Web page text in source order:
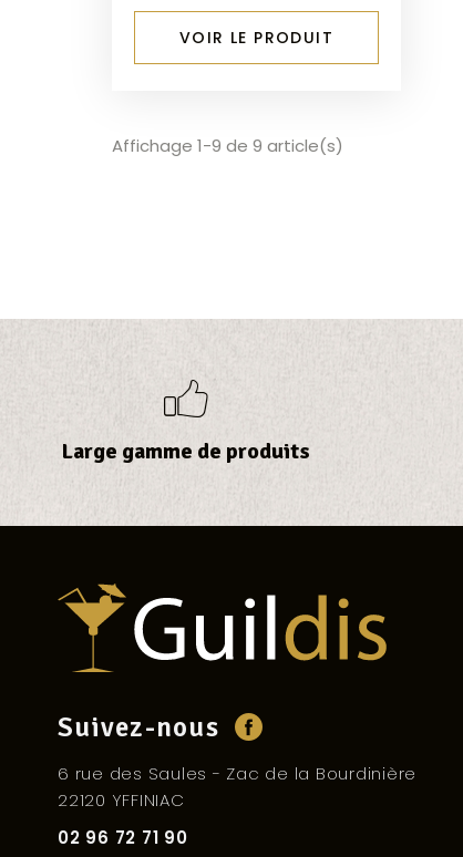
VOIR LE PRODUIT
Affichage 1-9 de 9 article(s)
Large gamme de produits
Suivez-nous
6 rue des Saules - Zac de la Bourdinière
22120 YFFINIAC
02 96 72 71 90